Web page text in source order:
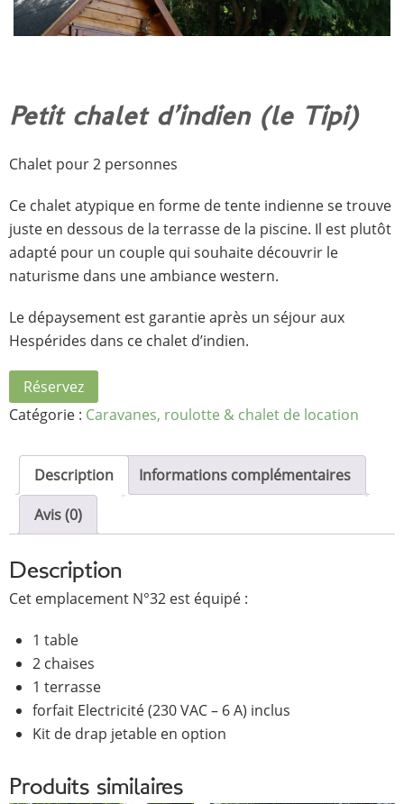
Petit chalet d’indien (le Tipi)
Chalet pour 2 personnes
Ce chalet atypique en forme de tente indienne se trouve
juste en dessous de la terrasse de la piscine. Il est plutôt
adapté pour un couple qui souhaite découvrir le
naturisme dans une ambiance western.
Le dépaysement est garantie après un séjour aux
Hespérides dans ce chalet d’indien.
Réservez
Catégorie : Caravanes, roulotte & chalet de location
Description
Informations complémentaires
Avis (0)
Description
Cet emplacement N°32 est équipé :
1 table
2 chaises
1 terrasse
forfait Electricité (230 VAC – 6 A) inclus
Kit de drap jetable en option
Produits similaires